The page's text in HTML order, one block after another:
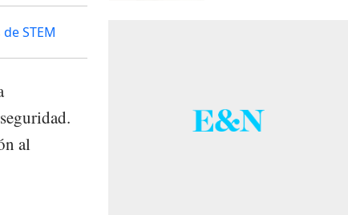
STEM
al